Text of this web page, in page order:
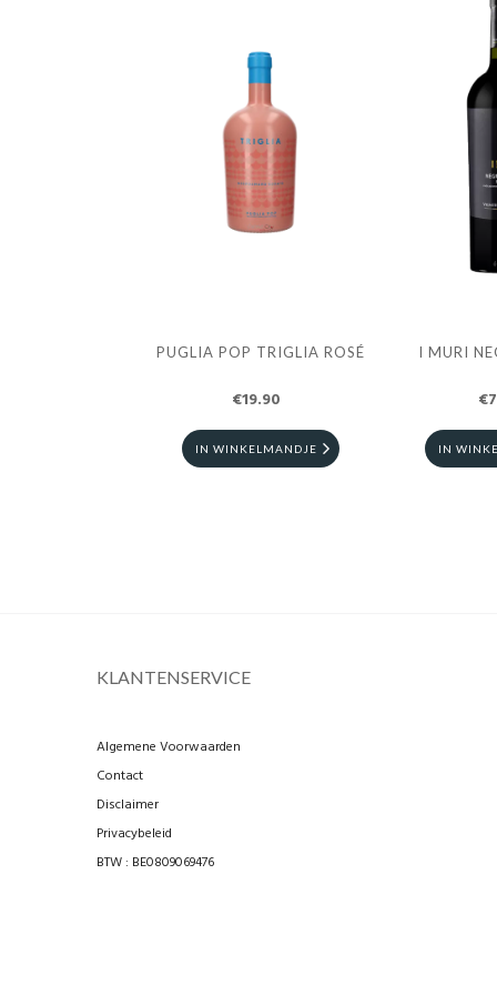
PUGLIA POP TRIGLIA ROSÉ
€19.90
IN WINKELMANDJE
I MURI
IN
KLANTENSERVICE
Algemene Voorwaarden
Contact
Disclaimer
Privacybeleid
BTW : BE0809069476